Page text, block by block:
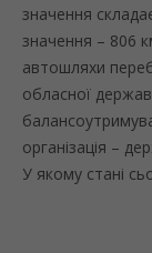
значення
значення – 806
автошляхи
обласної
організація –
У якому стані